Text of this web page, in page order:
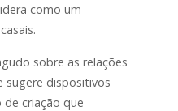
como um
sobre as relações
sugere dispositivos
criação que